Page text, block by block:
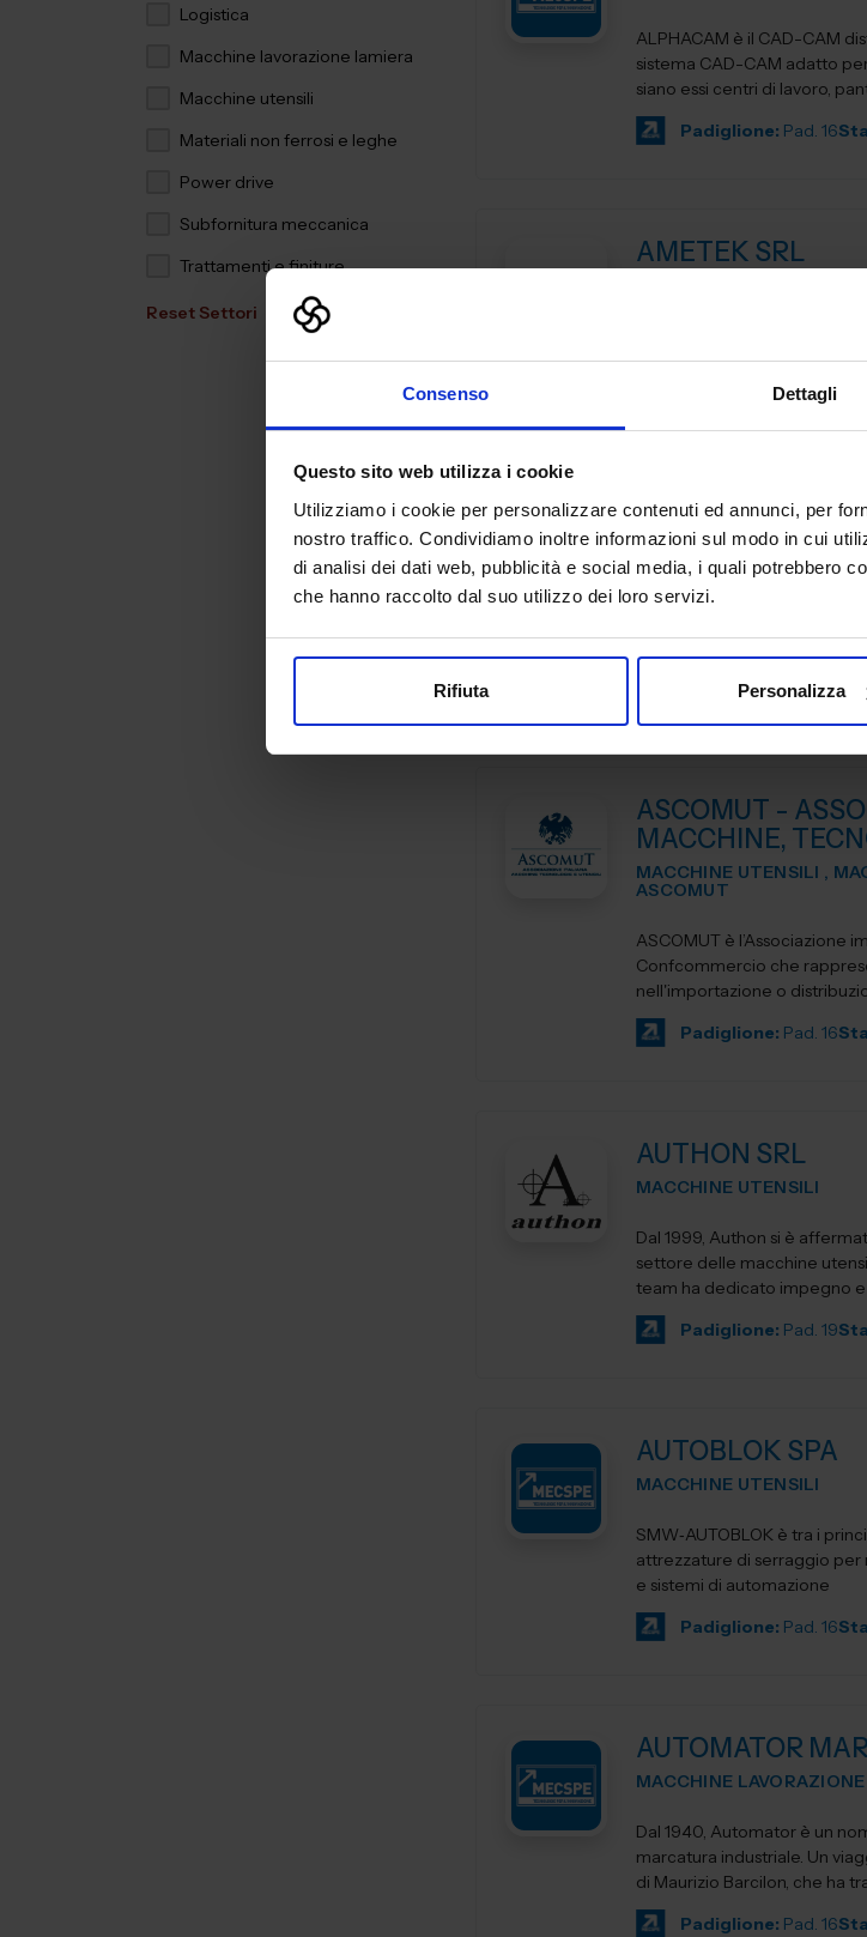
Consenso Dettagli
Questo sito web utilizza i cookie
Utilizziamo i cookie per personalizzare contenuti ed annunci, per
nostro traffico. Condividiamo inoltre informazioni sul modo in cui
di analisi dei dati web, pubblicità e social media, i quali potrebbero
che hanno raccolto dal suo utilizzo dei loro servizi.
Rifiuta Personalizza
Logistica
Macchine lavorazione lamiera
Macchine utensili
Materiali non ferrosi e leghe
Power drive
Subfornitura meccanica
Trattamenti e finiture
Reset Settori
ALPHACAM è il CAD-CAM distribuito da Licom Systems . E' un
sistema CAD-CAM adatto
siano essi centri di lavoro,
Padiglione: Pad. 16
AMETEK SRL
miliardi di dollari, leader
manifatturiera. A MECSPE,
Padiglione:Pad. 19
AR FILTRAZIONI
MACCHINE UTENSILI
Padiglione:Pad. 16
ASCOMUT -
MACCHINE,
MACCHINE UTENSILI ,
ASCOMUT
ASCOMUT è l’Associazione
Confcommercio che
nell'importazione o
utensileri...
Padiglione: Pad. 16
AUTHON SRL
MACCHINE UTENSILI
Dal 1999, Authon si è
settore delle macchine
team ha dedicato impegno e
Padiglione: Pad. 19
AUTOBLOK SPA
MACCHINE UTENSILI
SMW‑AUTOBLOK è tra i
attrezzature di serraggio per
e sistemi di automazione
Padiglione: Pad. 16
AUTOMATOR
MACCHINE
Dal 1940, Automator è un
marcatura industriale. Un
di Maurizio Barcilon, che ha
Padiglione: Pad. 16